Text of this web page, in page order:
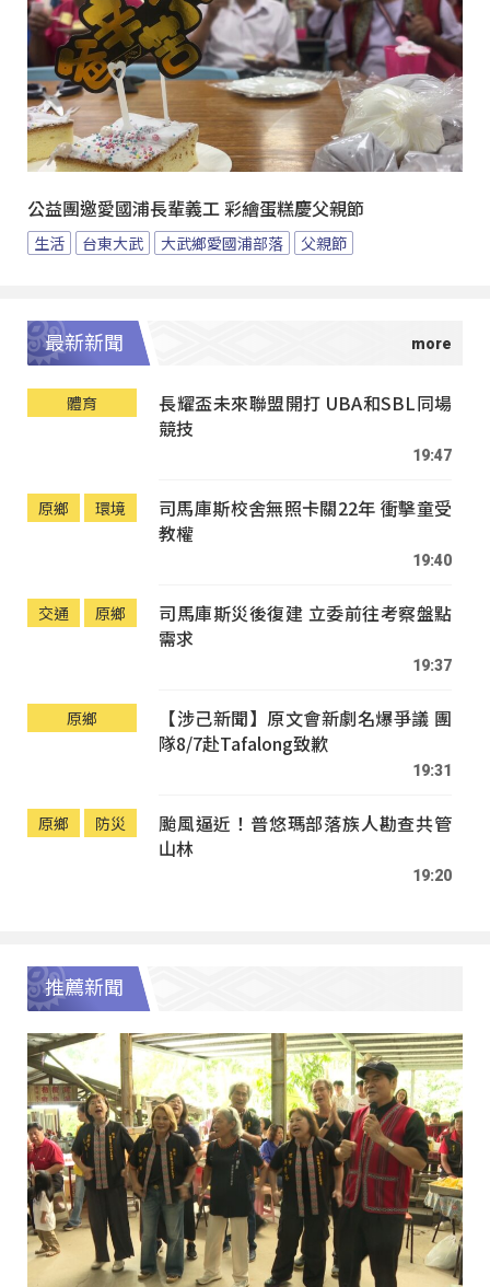
公益團邀愛國浦長輩義工 彩繪蛋糕慶父親節
生活 台東大武 大武鄉愛國浦部落 父親節
最新新聞
體育
長耀盃未來聯盟開打 UBA和SBL同場
競技
19:47
原鄉 環境
司馬庫斯校舍無照卡關22年 衝擊童受
教權
19:40
交通 原鄉
司馬庫斯災後復建 立委前往考察盤點
需求
19:37
原鄉
【涉己新聞】原文會新劇名爆爭議 團
隊8/7赴Tafalong致歉
19:31
原鄉 防災
颱風逼近！普悠瑪部落族人勘查共管
山林
19:20
推薦新聞